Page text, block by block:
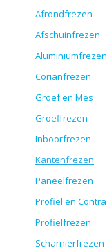
Afrondfrezen
Afschuinfrezen
Aluminiumfrezen
Corianfrezen
Groef en Mes
Groeffrezen
Inboorfrezen
Kantenfrezen
Paneelfrezen
Profiel en Contra
Profielfrezen
Scharnierfrezen